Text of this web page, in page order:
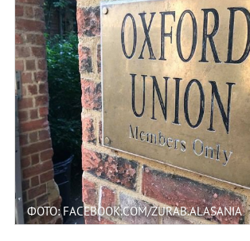
ФОТО: FACEBOOK.COM/ZURAB.ALASANIA